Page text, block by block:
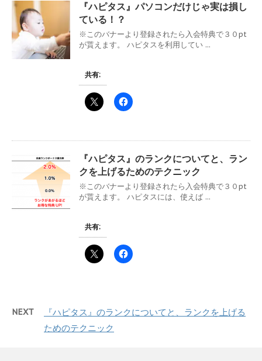
『ハピタス』パソコンだけじゃ実は損し
ている！？
※このバナーより登録されたら入会特典で３０pt
が貰えます。 ハピタスを利用してい ...
共有:
『ハピタス』のランクについてと、ラン
クを上げるためのテクニック
※このバナーより登録されたら入会特典で３０pt
が貰えます。 ハピタスには、使えば ...
共有:
NEXT
『ハピタス』のランクについてと、ランクを上げる
ためのテクニック